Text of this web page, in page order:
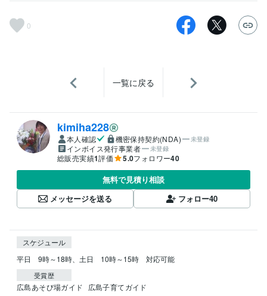
0
一覧に戻る
kimiha228
本人確認 機密保持契約(NDA) 未登録
インボイス発行事業者 未登録
総販売実績1評価 5.0フォロワー40
無料で見積り相談
メッセージを送る
フォロー40
スケジュール
平日　9時～18時、土日　10時～15時　対応可能
受賞歴
広島あそび場ガイド 広島子育てガイド